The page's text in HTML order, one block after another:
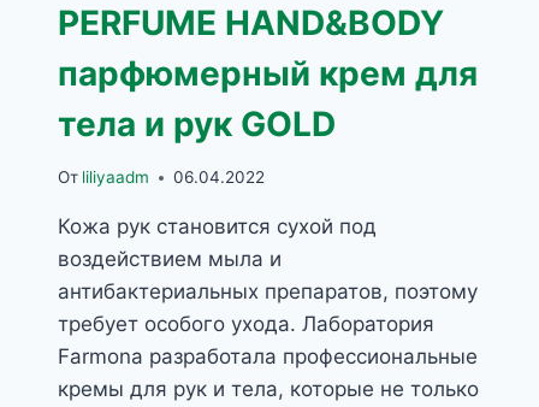
PERFUME HAND&BODY
парфюмерный крем для
тела и рук GOLD
От liliyaadm 06.04.2022
Кожа рук становится сухой под
воздействием мыла и
антибактериальных препаратов, поэтому
требует особого ухода. Лаборатория
Farmona разработала профессиональные
кремы для рук и тела, которые не только